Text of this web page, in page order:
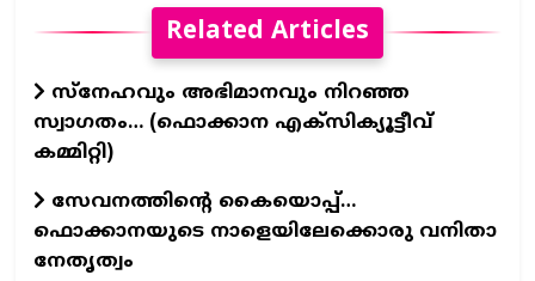
Related Articles
സ്നേഹവും അഭിമാനവും നിറഞ്ഞ
സ്വാഗതം… (ഫൊക്കാന എക്സിക്യൂട്ടീവ്
കമ്മിറ്റി)
സേവനത്തിന്റെ കൈയൊപ്പ്…
ഫൊക്കാനയുടെ നാളെയിലേക്കൊരു വനിതാ
നേതൃത്വം